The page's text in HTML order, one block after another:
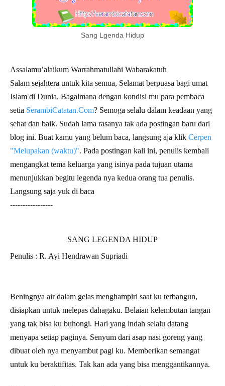
Sang Lgenda Hidup
Assalamu’alaikum Warrahmatullahi Wabarakatuh
Salam sejahtera untuk kita semua, Selamat berpuasa bagi umat
Islam di Dunia. Bagaimana dengan kondisi mu para pembaca
setia SerambiCatatan.Com? Semoga selalu dalam keadaan yang
sehat dan baik. Sudah lama rasanya tak ada postingan baru dari
blog ini. Buat kamu yang belum baca, langsung aja klik Cerpen
"Melupakan (waktu)". Pada postingan kali ini, penulis kembali
mengangkat tema keluarga yang isinya pada tujuan utama
menunjukkan begitu legenda nya kedua orang tua penulis.
Langsung saja yuk di baca
-----------------
SANG LEGENDA HIDUP
Penulis : R. Ayi Hendrawan Supriadi
Beningnya air dalam gelas menghampiri saat ku terbangun,
disiapkan untuk melepas dahagaku. Belaian kelembutan tangan
yang tak bisa ku buhongi. Hari yang indah selalu datang
menyapa setiap paginya. Senyum dari asap nasi goreng yang
dibuat oleh nya menyambut pagi ku. Memberikan semangat
untuk ku beraktifitas. Tak kan ada yang bisa menggantikannya.